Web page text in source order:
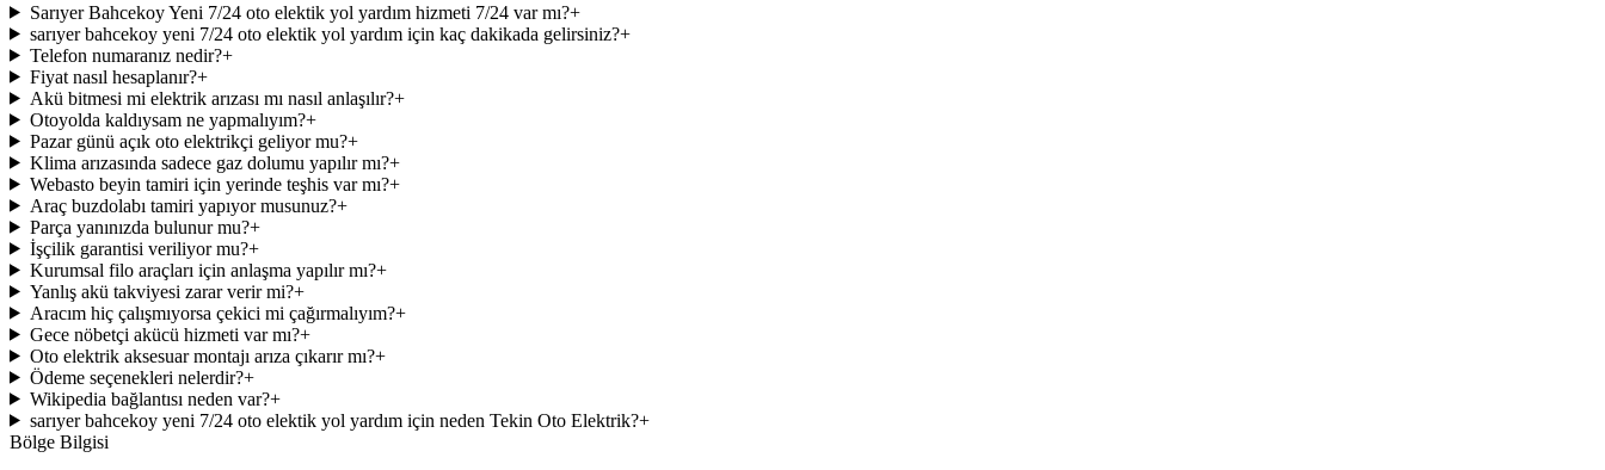
Sarıyer Bahcekoy Yeni 7/24 oto elektik yol yardım hizmeti 7/24 var mı?+
sarıyer bahcekoy yeni 7/24 oto elektik yol yardım için kaç dakikada gelirsiniz?+
Telefon numaranız nedir?+
Fiyat nasıl hesaplanır?+
Akü bitmesi mi elektrik arızası mı nasıl anlaşılır?+
Otoyolda kaldıysam ne yapmalıyım?+
Pazar günü açık oto elektrikçi geliyor mu?+
Klima arızasında sadece gaz dolumu yapılır mı?+
Webasto beyin tamiri için yerinde teşhis var mı?+
Araç buzdolabı tamiri yapıyor musunuz?+
Parça yanınızda bulunur mu?+
İşçilik garantisi veriliyor mu?+
Kurumsal filo araçları için anlaşma yapılır mı?+
Yanlış akü takviyesi zarar verir mi?+
Aracım hiç çalışmıyorsa çekici mi çağırmalıyım?+
Gece nöbetçi akücü hizmeti var mı?+
Oto elektrik aksesuar montajı arıza çıkarır mı?+
Ödeme seçenekleri nelerdir?+
Wikipedia bağlantısı neden var?+
sarıyer bahcekoy yeni 7/24 oto elektik yol yardım için neden Tekin Oto Elektrik?+
Bölge Bilgisi